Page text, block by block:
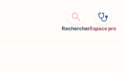
RechercherEspace pro